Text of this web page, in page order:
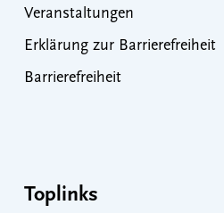
Veranstaltungen
Erklärung zur Barrierefreiheit
Barrierefreiheit
Toplinks